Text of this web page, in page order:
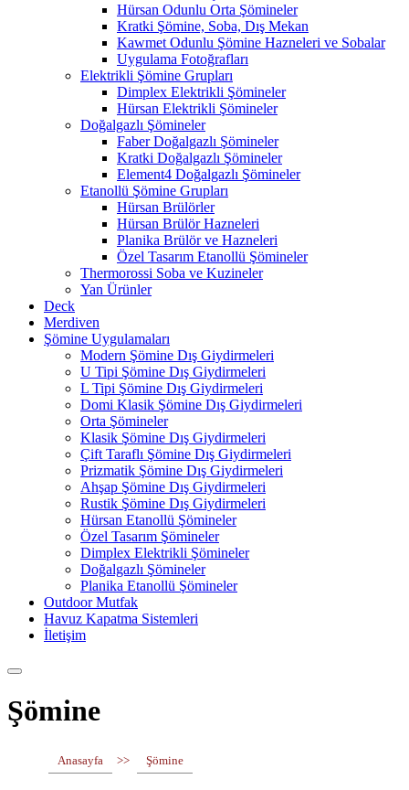
Hürsan Odunlu Orta Şömineler
Kratki Şömine, Soba, Dış Mekan
Kawmet Odunlu Şömine Hazneleri ve Sobalar
Uygulama Fotoğrafları
Elektrikli Şömine Grupları
Dimplex Elektrikli Şömineler
Hürsan Elektrikli Şömineler
Doğalgazlı Şömineler
Faber Doğalgazlı Şömineler
Kratki Doğalgazlı Şömineler
Element4 Doğalgazlı Şömineler
Etanollü Şömine Grupları
Hürsan Brülörler
Hürsan Brülör Hazneleri
Planika Brülör ve Hazneleri
Özel Tasarım Etanollü Şömineler
Thermorossi Soba ve Kuzineler
Yan Ürünler
Deck
Merdiven
Şömine Uygulamaları
Modern Şömine Dış Giydirmeleri
U Tipi Şömine Dış Giydirmeleri
L Tipi Şömine Dış Giydirmeleri
Domi Klasik Şömine Dış Giydirmeleri
Orta Şömineler
Klasik Şömine Dış Giydirmeleri
Çift Taraflı Şömine Dış Giydirmeleri
Prizmatik Şömine Dış Giydirmeleri
Ahşap Şömine Dış Giydirmeleri
Rustik Şömine Dış Giydirmeleri
Hürsan Etanollü Şömineler
Özel Tasarım Şömineler
Dimplex Elektrikli Şömineler
Doğalgazlı Şömineler
Planika Etanollü Şömineler
Outdoor Mutfak
Havuz Kapatma Sistemleri
İletişim
Şömine
Anasayfa >> Şömine